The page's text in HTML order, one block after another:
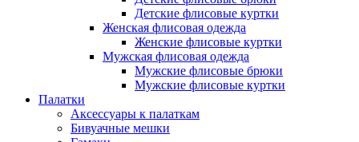
Детские флисовые куртки
Женская флисовая одежда
Женские флисовые куртки
Мужская флисовая одежда
Мужские флисовые брюки
Мужские флисовые куртки
Палатки
Аксессуары к палаткам
Бивуачные мешки